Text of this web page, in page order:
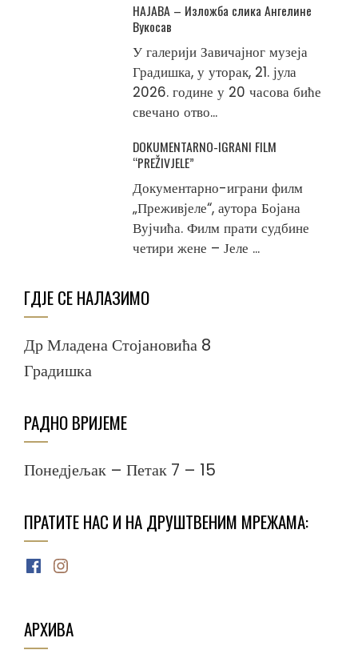
НАЈАВА – Изложба слика Ангелине
Вукосав
У галерији Завичајног музеја
Градишка, у уторак, 21. јула
2026. године у 20 часова биће
свечано отво...
DOKUMENTARNO-IGRANI FILM
“PREŽIVJELE”
Документарно-играни филм
„Преживјеле“, аутора Бојана
Вујчића. Филм прати судбине
четири жене – Јеле ...
ГДЈЕ СЕ НАЛАЗИМО
Др Младена Стојановића 8
Градишка
РАДНО ВРИЈЕМЕ
Понедјељак – Петак 7 – 15
ПРАТИТЕ НАС И НА ДРУШТВЕНИМ МРЕЖАМА:
Facebook
Instagram
АРХИВА